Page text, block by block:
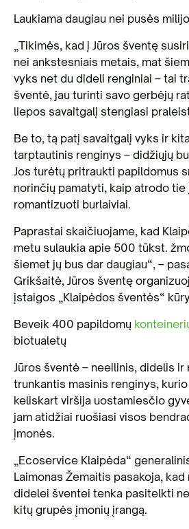
Laukiama daugiau nei pusės
„Tikimės, kad į Jūros šventę
nei ankstesniais metais, mat
vyks net du dideli renginiai – tai
šventė, jau turinti savo gerbėjų
liepos savaitgalį stengiasi
Be to, tą patį savaitgalį vyks ir
tarptautinis renginys – didžiųjų
Jos turėtų pritraukti papildomus
norinčių pamatyti, kaip atrodo
romantizuoti burlaiviai.
Paprastai skaičiuojame, kad
metu sulaukia apie 500 tūkst.
šiemet jų bus dar daugiau“, –
Grikšaitė, Jūros šventę
įstaigos „Klaipėdos šventės“
Beveik 400 papildomų
biotualetų
Jūros šventė – neeilinis, didelis ir
trunkantis masinis renginys,
keliskart viršija uostamiesčio
jam atidžiai ruošiasi visos
įmonės.
„Ecoservice Klaipėda“
Laimonas Žemaitis pasakoja,
didelei šventei tenka pasitelkti
kitų grupės įmonių įrangą.